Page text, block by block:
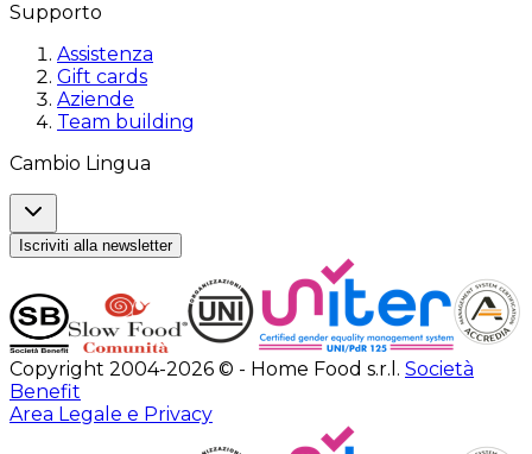
Supporto
Assistenza
Gift cards
Aziende
Team building
Cambio Lingua
Iscriviti alla newsletter
Copyright 2004-2026 © - Home Food s.r.l. Società
Benefit
Area Legale e Privacy